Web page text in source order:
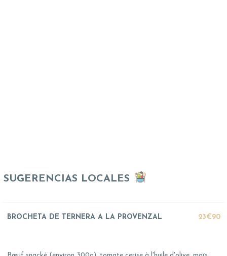
SUGERENCIAS LOCALES
BROCHETA DE TERNERA A LA PROVENZAL 23€90